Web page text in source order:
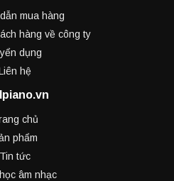
mua hàng
hàng về công ty
dụng
hệ
chủ
phẩm
Tin tức
âm nhạc